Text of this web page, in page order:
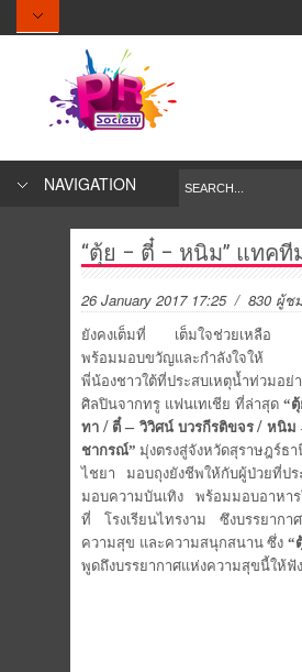
NAVIGATION
“ตุ้ย – ตี๋ – หนิม” แทคที
26 January 2017 17:25/ 830 ผู้ช
ยังคงเต็มที่ เต็มใจช่วยเหลือ
พร้อมมอบขวัญและกำลังใจให้
พี่น้องชาวใต้ที่ประสบเหตุน้ำท่วมอย่
ศิลปินจากทรู แฟนเทเชีย ที่ล่าสุด “
ทา / ตี๋– วิวิศน์ บวรกีรติขจร/ หนิม
ชากรณ์” มุ่งตรงสู่จังหวัดสุราษฎร์ธ
ไชยา มอบถุงยังชีพให้กับผู้ป่วยที่ปร
มอบความบันเทิง พร้อมมอบอาหาร
ที่ โรงเรียนไทรงาม ซึงบรรยากา
ความสุข และความสนุกสนาน ซึ่ง “
พูดถึงบรรยากาศแห่งความสุขนี้ให้ฟั